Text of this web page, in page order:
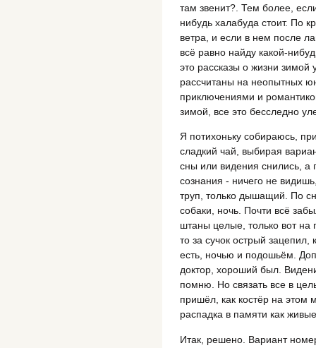
там звенит?. Тем более,
нибудь халабуда стоит. По
ветра, и если в нем после
всё равно найду какой-
это рассказы о жизни зимой
рассчитаны на неопытных
приключениями и
зимой, все это бесследно
Я потихоньку собираюсь,
сладкий чай, выбирая
сны или видения снились, а
сознания - ничего не
труп, только дышащий. По
собаки, ночь. Почти всё
штаны целые, только вот
то за сучок острый зацепил,
есть, ночью и подошьём.
доктор, хороший был.
помню. Но связать все в
пришёл, как костёр на этом
распадка в памяти как
Итак, решено. Вариант